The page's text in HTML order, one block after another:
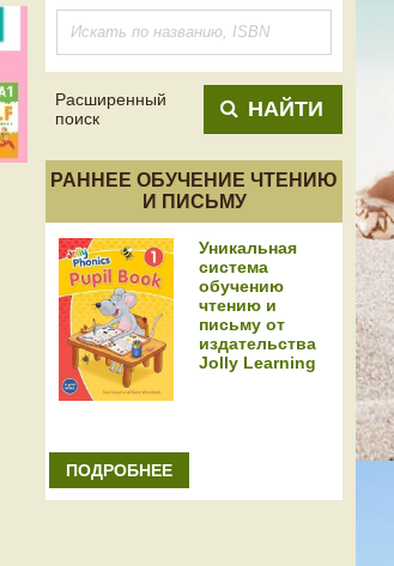
Расширенный
поиск
НАЙТИ
РАННЕЕ ОБУЧЕНИЕ ЧТЕНИЮ
И ПИСЬМУ
Уникальная
система
обучению
чтению и
письму от
издательства
Jolly Learning
ПОДРОБНЕЕ